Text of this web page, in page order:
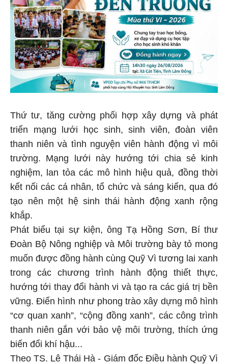
Thứ tư, tăng cường phối hợp xây dựng và phát
triển mạng lưới học sinh, sinh viên, đoàn viên
thanh niên và tình nguyện viên hành động vì môi
trường. Mạng lưới này hướng tới chia sẻ kinh
nghiệm, lan tỏa các mô hình hiệu quả, đồng thời
kết nối các cá nhân, tổ chức và sáng kiến, qua đó
tạo nên một hệ sinh thái hành động xanh rộng
khắp.
Phát biểu tại sự kiện, ông Tạ Hồng Sơn, Bí thư
Đoàn Bộ Nông nghiệp và Môi trường bày tỏ mong
muốn được đồng hành cùng Quỹ Vì tương lai xanh
trong các chương trình hành động thiết thực,
hướng tới thay đổi hành vi và tạo ra các giá trị bền
vững. Điển hình như phong trào xây dựng mô hình
“cơ quan xanh”, “cộng đồng xanh”, các công trình
thanh niên gắn với bảo vệ môi trường, thích ứng
biến đổi khí hậu...
Theo TS. Lê Thái Hà - Giám đốc Điều hành Quỹ Vì